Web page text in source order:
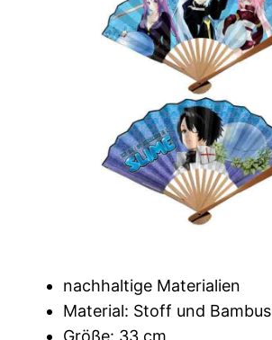
nachhaltige Materialien
Material: Stoff und Bambus